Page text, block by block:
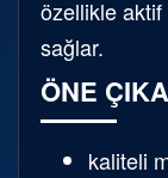
özellikle aktif
sağlar.
ÖNE
kaliteli